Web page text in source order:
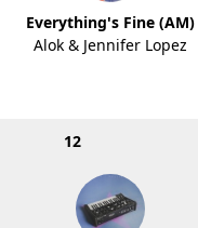
Everything's Fine (AM)
Alok & Jennifer Lopez
12